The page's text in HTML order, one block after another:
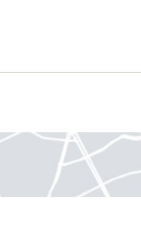
en una nueva pestaña